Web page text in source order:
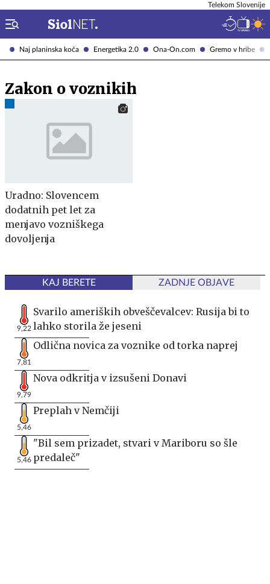
Naj planinska koča Energetika 2.0 Ona-On.com Gremo v hribe
Telekom Slovenije
Zakon o voznikih
Uradno: Slovencem
dodatnih pet let za
menjavo vozniškega
dovoljenja
KAJ BERETE ZADNJE OBJAVE
9,22
Svarilo ameriških obveščevalcev: Rusija bi to
lahko storila že jeseni
7,81
Odlična novica za voznike od torka naprej
9,79
Nova odkritja v izsušeni Donavi
5,46
Preplah v Nemčiji
5,46
"Bil sem prizadet, stvari v Mariboru so šle
predaleč"